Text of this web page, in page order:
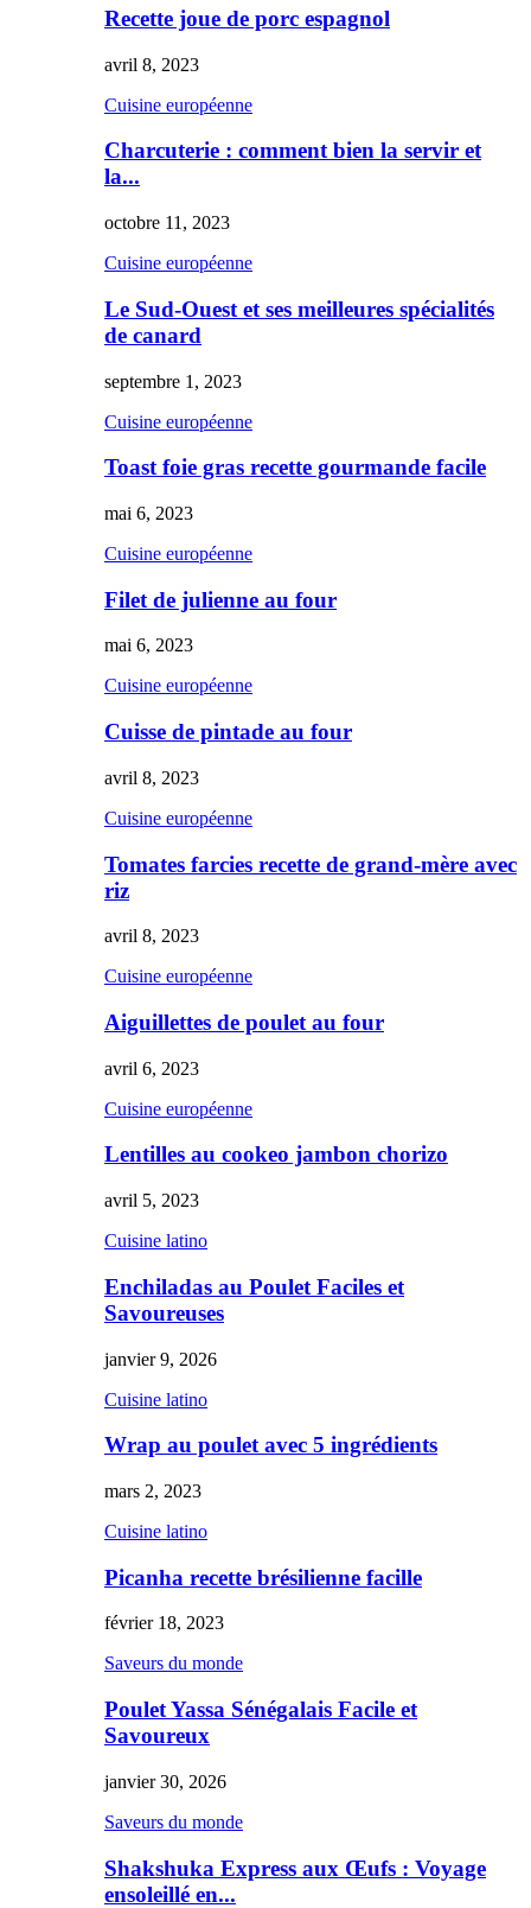
Recette joue de porc espagnol
avril 8, 2023
Cuisine européenne
Charcuterie : comment bien la servir et
la...
octobre 11, 2023
Cuisine européenne
Le Sud-Ouest et ses meilleures spécialités
de canard
septembre 1, 2023
Cuisine européenne
Toast foie gras recette gourmande facile
mai 6, 2023
Cuisine européenne
Filet de julienne au four
mai 6, 2023
Cuisine européenne
Cuisse de pintade au four
avril 8, 2023
Cuisine européenne
Tomates farcies recette de grand-mère avec
riz
avril 8, 2023
Cuisine européenne
Aiguillettes de poulet au four
avril 6, 2023
Cuisine européenne
Lentilles au cookeo jambon chorizo
avril 5, 2023
Cuisine latino
Enchiladas au Poulet Faciles et
Savoureuses
janvier 9, 2026
Cuisine latino
Wrap au poulet avec 5 ingrédients
mars 2, 2023
Cuisine latino
Picanha recette brésilienne facille
février 18, 2023
Saveurs du monde
Poulet Yassa Sénégalais Facile et
Savoureux
janvier 30, 2026
Saveurs du monde
Shakshuka Express aux Œufs : Voyage
ensoleillé en...